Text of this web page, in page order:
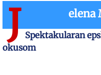
J elena
Spektakularan
okusom